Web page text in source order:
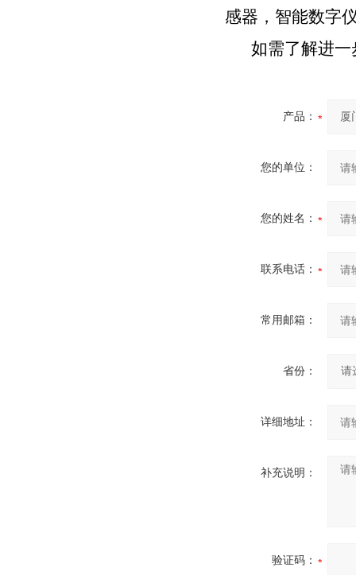
感器，智能数字
如需了解进
产品：
您的单位：
您的姓名：
联系电话：
常用邮箱：
省份：
详细地址：
补充说明：
验证码：